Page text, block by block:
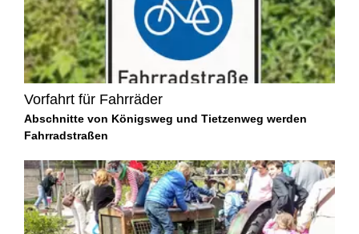
Vorfahrt für Fahrräder
Abschnitte von Königsweg und Tietzenweg werden
Fahrradstraßen